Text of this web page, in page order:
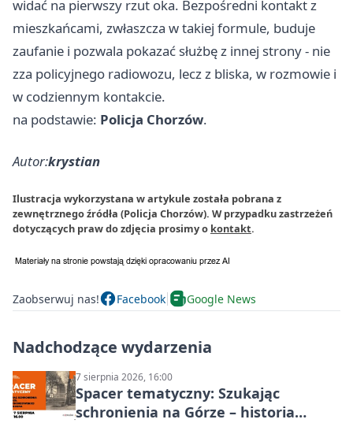
widać na pierwszy rzut oka. Bezpośredni kontakt z
mieszkańcami, zwłaszcza w takiej formule, buduje
zaufanie i pozwala pokazać służbę z innej strony - nie
zza policyjnego radiowozu, lecz z bliska, w rozmowie i
w codziennym kontakcie.
na podstawie: Policja Chorzów.
Autor:krystian
Ilustracja wykorzystana w artykule została pobrana z
zewnętrznego źródła (Policja Chorzów). W przypadku zastrzeżeń
dotyczących praw do zdjęcia prosimy o kontakt.
Zaobserwuj nas! Facebook Google News
Nadchodzące wydarzenia
7 sierpnia 2026, 16:00
Spacer tematyczny: Szukając
schronienia na Górze – historia